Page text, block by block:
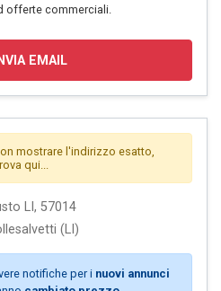
offerte commerciali.
INVIA EMAIL
mostrare l'indirizzo esatto,
qui...
LI, 57014
(LI)
notifiche per i nuovi annunci